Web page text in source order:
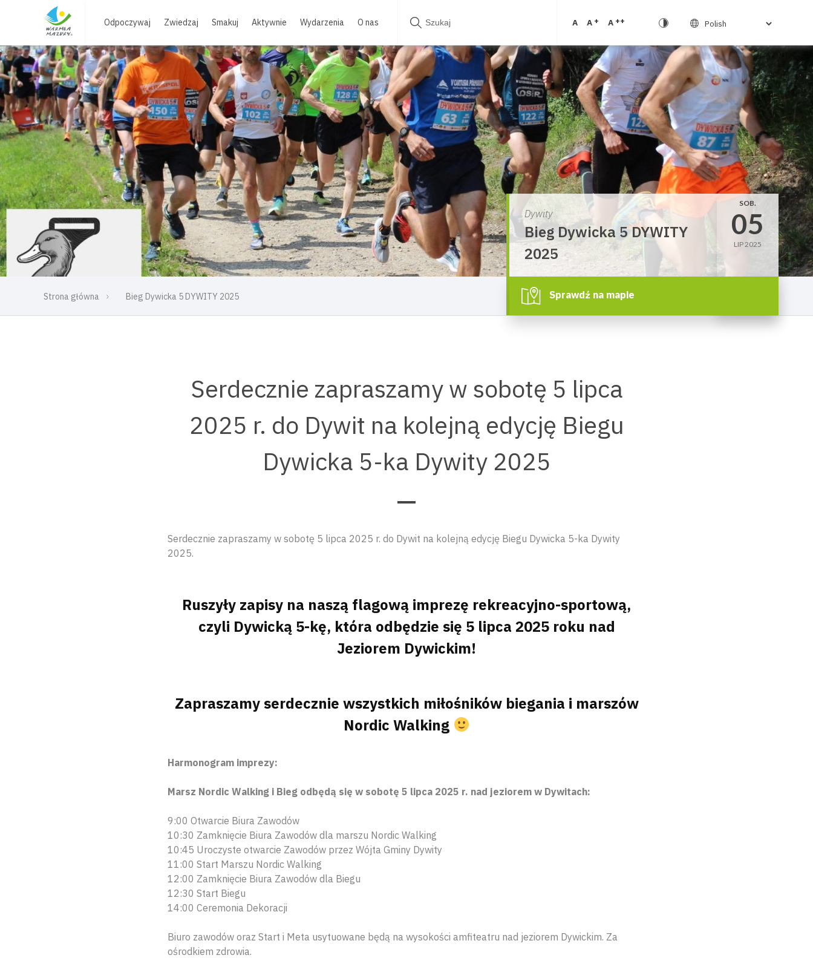
Odpoczywaj Zwiedzaj Smakuj Aktywnie Wydarzenia O nas A A + A ++
Strona główna Bieg Dywicka 5 DYWITY 2025
Dywity
Bieg Dywicka 5 DYWITY
2025
SOB.
05
LIP 2025
Sprawdź na mapie
Serdecznie zapraszamy w sobotę 5 lipca
2025 r. do Dywit na kolejną edycję Biegu
Dywicka 5-ka Dywity 2025
Serdecznie zapraszamy w sobotę 5 lipca 2025 r. do Dywit na kolejną edycję Biegu Dywicka 5-ka Dywity
2025.
Ruszyły zapisy na naszą flagową imprezę rekreacyjno-sportową,
czyli Dywicką 5-kę, która odbędzie się 5 lipca 2025 roku nad
Jeziorem Dywickim!
Zapraszamy serdecznie wszystkich miłośników biegania i marszów
Nordic Walking
Harmonogram imprezy:
Marsz Nordic Walking i Bieg odbędą się w sobotę 5 lipca 2025 r. nad jeziorem w Dywitach:
9:00 Otwarcie Biura Zawodów
10:30 Zamknięcie Biura Zawodów dla marszu Nordic Walking
10:45 Uroczyste otwarcie Zawodów przez Wójta Gminy Dywity
11:00 Start Marszu Nordic Walking
12:00 Zamknięcie Biura Zawodów dla Biegu
12:30 Start Biegu
14:00 Ceremonia Dekoracji
Biuro zawodów oraz Start i Meta usytuowane będą na wysokości amfiteatru nad jeziorem Dywickim. Za
ośrodkiem zdrowia.